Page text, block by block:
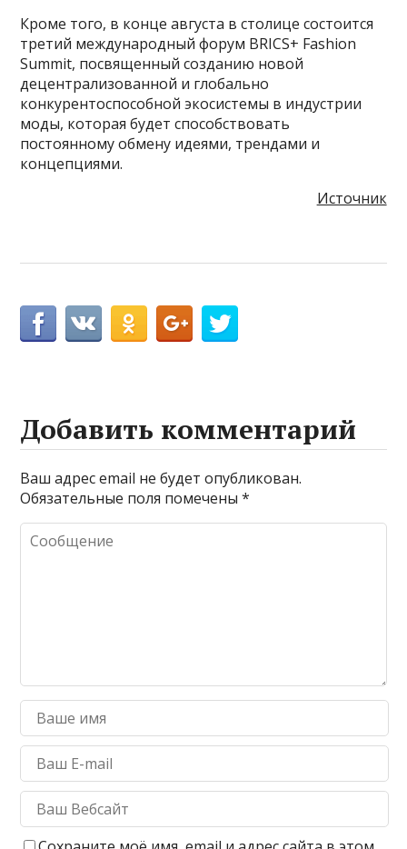
Кроме того, в конце августа в столице состоится
третий международный форум BRICS+ Fashion
Summit, посвященный созданию новой
децентрализованной и глобально
конкурентоспособной экосистемы в индустрии
моды, которая будет способствовать
постоянному обмену идеями, трендами и
концепциями.
Источник
Добавить комментарий
Ваш адрес email не будет опубликован.
Обязательные поля помечены*